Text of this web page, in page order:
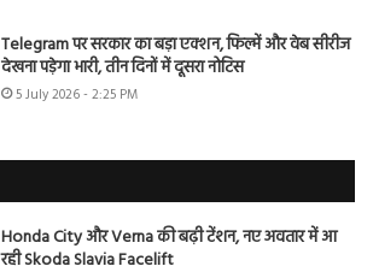
Telegram पर सरकार का बड़ा एक्शन, फिल्में और वेब सीरीज
देखना पड़ेगा भारी, तीन दिनों में दूसरा नोटिस
5 July 2026 - 2:25 PM
Honda City और Verna की बढ़ी टेंशन, नए अवतार में आ
रही Skoda Slavia Facelift